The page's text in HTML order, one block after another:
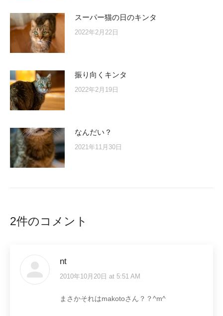
スーパー猫の日のキンタ
2022年2月22日
振り向くキンタ
2022年2月19日
なんだい？
2021年11月30日
2件のコメント
nt
says:
2010年10月20日 at 5:51 AM
まさかそれはmakotoさん？？^m^